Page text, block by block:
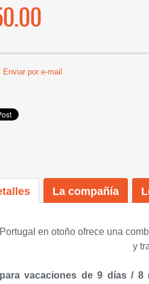
Enviar por e-mail
La compañía
Portugal en otoño ofrece una
y
vacaciones de 9 días /